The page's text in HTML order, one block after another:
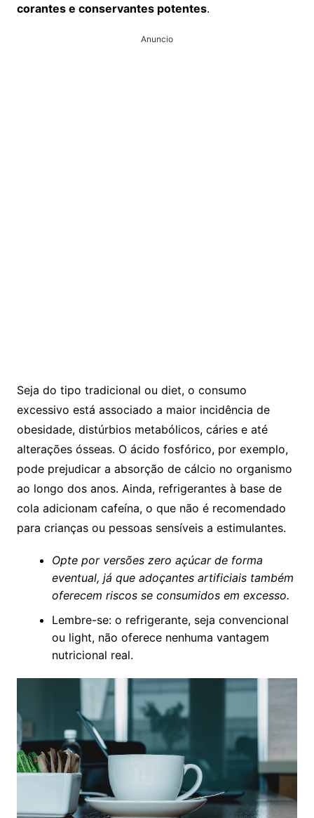
corantes e conservantes potentes.
Anuncio
Seja do tipo tradicional ou diet, o consumo
excessivo está associado a maior incidência de
obesidade, distúrbios metabólicos, cáries e até
alterações ósseas. O ácido fosfórico, por exemplo,
pode prejudicar a absorção de cálcio no organismo
ao longo dos anos. Ainda, refrigerantes à base de
cola adicionam cafeína, o que não é recomendado
para crianças ou pessoas sensíveis a estimulantes.
Opte por versões zero açúcar de forma
eventual, já que adoçantes artificiais também
oferecem riscos se consumidos em excesso.
Lembre-se: o refrigerante, seja convencional
ou light, não oferece nenhuma vantagem
nutricional real.